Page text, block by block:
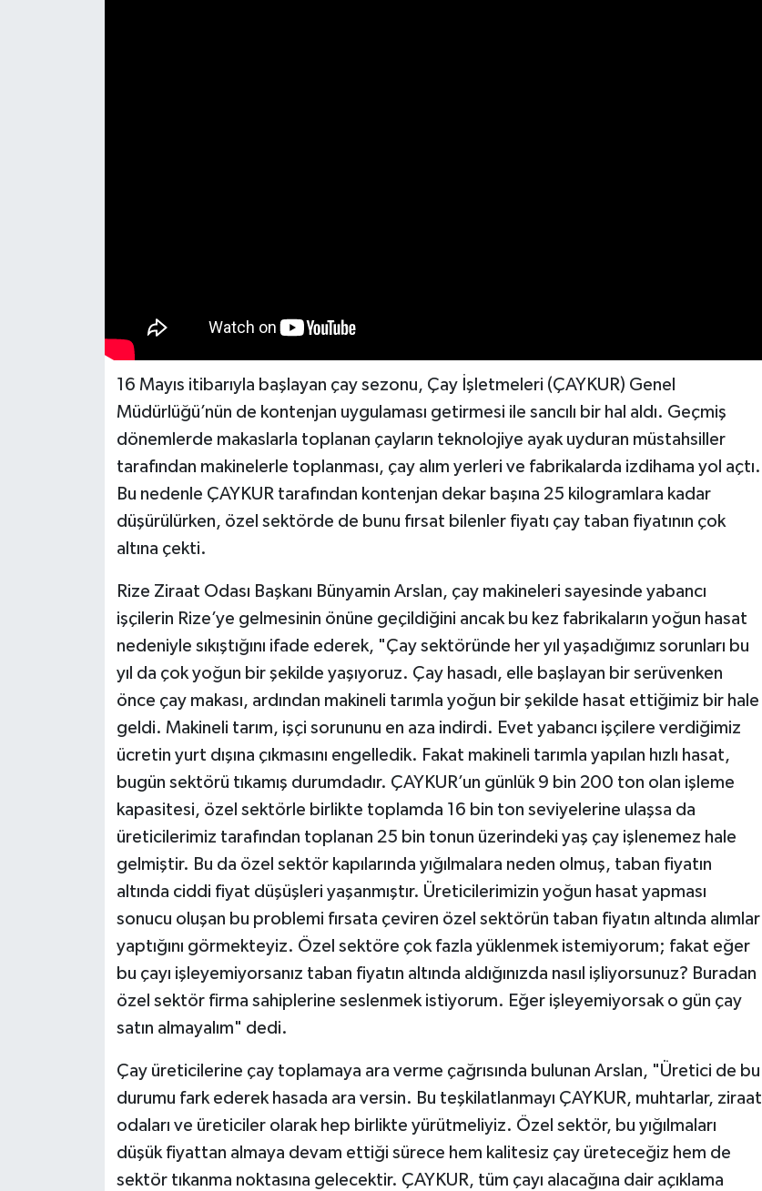
16 Mayıs itibarıyla başlayan çay sezonu, Çay İşletmeleri (ÇAYKUR) Genel
Müdürlüğü’nün de kontenjan uygulaması getirmesi ile sancılı bir hal aldı. Geçmiş
dönemlerde makaslarla toplanan çayların teknolojiye ayak uyduran müstahsiller
tarafından makinelerle toplanması, çay alım yerleri ve fabrikalarda izdihama yol açtı.
Bu nedenle ÇAYKUR tarafından kontenjan dekar başına 25 kilogramlara kadar
düşürülürken, özel sektörde de bunu fırsat bilenler fiyatı çay taban fiyatının çok
altına çekti.
Rize Ziraat Odası Başkanı Bünyamin Arslan, çay makineleri sayesinde yabancı
işçilerin Rize’ye gelmesinin önüne geçildiğini ancak bu kez fabrikaların yoğun hasat
nedeniyle sıkıştığını ifade ederek, "Çay sektöründe her yıl yaşadığımız sorunları bu
yıl da çok yoğun bir şekilde yaşıyoruz. Çay hasadı, elle başlayan bir serüvenken
önce çay makası, ardından makineli tarımla yoğun bir şekilde hasat ettiğimiz bir hale
geldi. Makineli tarım, işçi sorununu en aza indirdi. Evet yabancı işçilere verdiğimiz
ücretin yurt dışına çıkmasını engelledik. Fakat makineli tarımla yapılan hızlı hasat,
bugün sektörü tıkamış durumdadır. ÇAYKUR’un günlük 9 bin 200 ton olan işleme
kapasitesi, özel sektörle birlikte toplamda 16 bin ton seviyelerine ulaşsa da
üreticilerimiz tarafından toplanan 25 bin tonun üzerindeki yaş çay işlenemez hale
gelmiştir. Bu da özel sektör kapılarında yığılmalara neden olmuş, taban fiyatın
altında ciddi fiyat düşüşleri yaşanmıştır. Üreticilerimizin yoğun hasat yapması
sonucu oluşan bu problemi fırsata çeviren özel sektörün taban fiyatın altında alımlar
yaptığını görmekteyiz. Özel sektöre çok fazla yüklenmek istemiyorum; fakat eğer
bu çayı işleyemiyorsanız taban fiyatın altında aldığınızda nasıl işliyorsunuz? Buradan
özel sektör firma sahiplerine seslenmek istiyorum. Eğer işleyemiyorsak o gün çay
satın almayalım" dedi.
Çay üreticilerine çay toplamaya ara verme çağrısında bulunan Arslan, "Üretici de bu
durumu fark ederek hasada ara versin. Bu teşkilatlanmayı ÇAYKUR, muhtarlar, ziraat
odaları ve üreticiler olarak hep birlikte yürütmeliyiz. Özel sektör, bu yığılmaları
düşük fiyattan almaya devam ettiği sürece hem kalitesiz çay üreteceğiz hem de
sektör tıkanma noktasına gelecektir. ÇAYKUR, tüm çayı alacağına dair açıklama